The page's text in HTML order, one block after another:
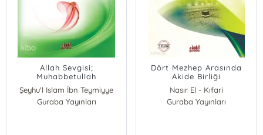
Allah Sevgisi;
Muhabbetullah
Şeyhu'l Islam İbn Teymiyye
Guraba Yayınları
Dört Mezhep Arasında
Akide Birliği
Nasır El - Kıfari
Guraba Yayınları